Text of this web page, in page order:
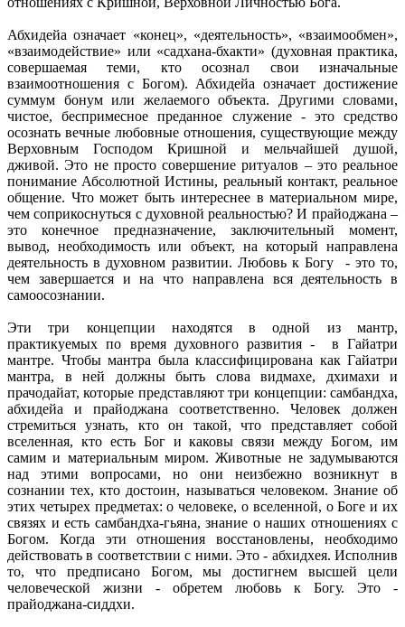
Абхидейа означает «конец», «деятельность», «взаимообмен»,
«взаимодействие» или «садхана-бхакти» (духовная практика,
совершаемая теми, кто осознал свои изначальные
взаимоотношения с Богом). Абхидейа означает достижение
суммум бонум или желаемого объекта. Другими словами,
чистое, беспримесное преданное служение - это средство
осознать вечные любовные отношения, существующие между
Верховным Господом Кришной и мельчайшей душой,
дживой. Это не просто совершение ритуалов – это реальное
понимание Абсолютной Истины, реальный контакт, реальное
общение. Что может быть интереснее в материальном мире,
чем соприкоснуться с духовной реальностью? И прайоджана –
это конечное предназначение, заключительный момент,
вывод, необходимость или объект, на который направлена
деятельность в духовном развитии. Любовь к Богу - это то,
чем завершается и на что направлена вся деятельность в
самоосознании.
Эти три концепции находятся в одной из мантр,
практикуемых по время духовного развития - в Гайатри
мантре. Чтобы мантра была классифицирована как Гайатри
мантра, в ней должны быть слова видмахе, дхимахи и
прачодайат, которые представляют три концепции: самбандха,
абхидейа и прайоджана соответственно. Человек должен
стремиться узнать, кто он такой, что представляет собой
вселенная, кто есть Бог и каковы связи между Богом, им
самим и материальным миром. Животные не задумываются
над этими вопросами, но они неизбежно возникнут в
сознании тех, кто достоин, называться человеком. Знание об
этих четырех предметах: о человеке, о вселенной, о Боге и их
связях и есть самбандха-гьяна, знание о наших отношениях с
Богом. Когда эти отношения восстановлены, необходимо
действовать в соответствии с ними. Это - абхидхея. Исполнив
то, что предписано Богом, мы достигнем высшей цели
человеческой жизни - обретем любовь к Богу. Это -
прайоджана-сиддхи.